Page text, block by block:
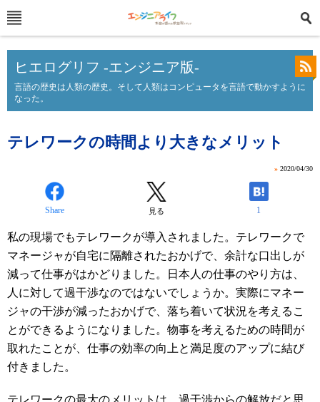
ヒエログリフ -エンジニア版-
言語の歴史は人類の歴史。そして人類はコンピュータを言語で動かすように
なった。
テレワークの時間より大きなメリット
» 2020/04/30
Share 見る 1
私の現場でもテレワークが導入されました。テレワークで
マネージャが自宅に隔離されたおかげで、余計な口出しが
減って仕事がはかどりました。日本人の仕事のやり方は、
人に対して過干渉なのではないでしょうか。実際にマネー
ジャの干渉が減ったおかげで、落ち着いて状況を考えるこ
とができるようになりました。物事を考えるための時間が
取れたことが、仕事の効率の向上と満足度のアップに結び
付きました。
テレワークの最大のメリットは、過干渉からの解放だと思